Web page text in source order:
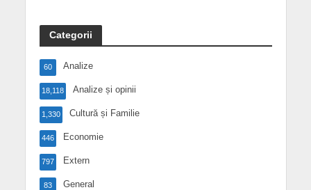
Categorii
Analize
60
Analize și opinii
18,118
Cultură și Familie
1,330
Economie
446
Extern
797
General
83